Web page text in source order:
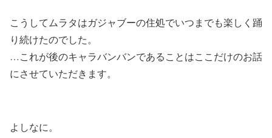
こうしてムラタはガジャブーの住処でいつまでも楽しく踊
り続けたのでした。
…これが後のキャラバンバンであることはここだけのお話
にさせていただきます。
よしなに。